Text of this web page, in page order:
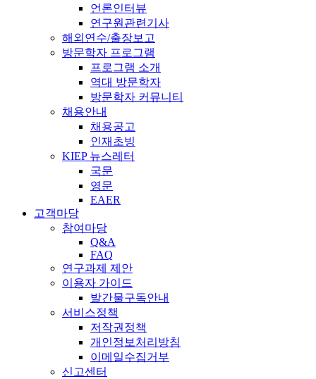
언론인터뷰
연구원관련기사
해외연수/출장보고
방문학자 프로그램
프로그램 소개
역대 방문학자
방문학자 커뮤니티
채용안내
채용공고
인재초빙
KIEP 뉴스레터
국문
영문
EAER
고객마당
참여마당
Q&A
FAQ
연구과제 제안
이용자 가이드
발간물구독안내
서비스정책
저작권정책
개인정보처리방침
이메일수집거부
신고센터